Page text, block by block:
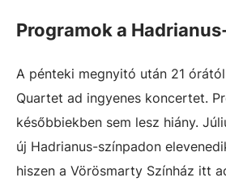
Programok a
A pénteki megnyitó után 21
Quartet ad ingyenes koncertet.
későbbiekben sem lesz hiány.
új Hadrianus-színpadon
hiszen a Vörösmarty Színház itt